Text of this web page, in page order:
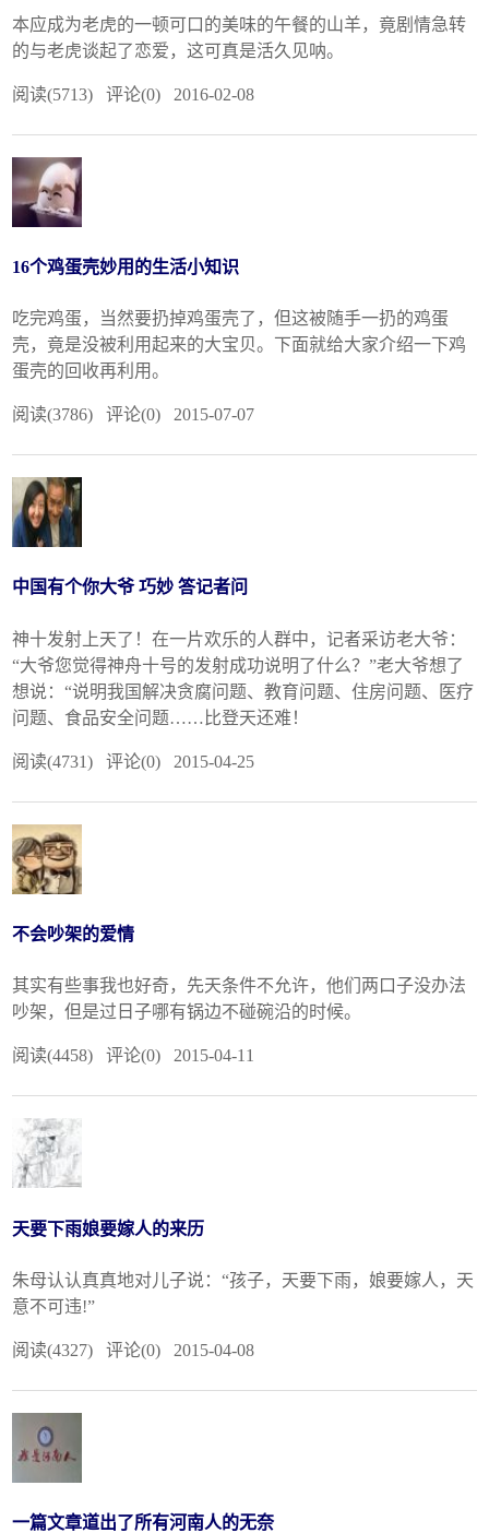
本应成为老虎的一顿可口的美味的午餐的山羊，竟剧情急转
的与老虎谈起了恋爱，这可真是活久见呐。
阅读(5713) 评论(0) 2016-02-08
16个鸡蛋壳妙用的生活小知识
吃完鸡蛋，当然要扔掉鸡蛋壳了，但这被随手一扔的鸡蛋
壳，竟是没被利用起来的大宝贝。下面就给大家介绍一下鸡
蛋壳的回收再利用。
阅读(3786) 评论(0) 2015-07-07
中国有个你大爷 巧妙 答记者问
神十发射上天了！在一片欢乐的人群中，记者采访老大爷：
“大爷您觉得神舟十号的发射成功说明了什么？”老大爷想了
想说：“说明我国解决贪腐问题、教育问题、住房问题、医疗
问题、食品安全问题……比登天还难！
阅读(4731) 评论(0) 2015-04-25
不会吵架的爱情
其实有些事我也好奇，先天条件不允许，他们两口子没办法
吵架，但是过日子哪有锅边不碰碗沿的时候。
阅读(4458) 评论(0) 2015-04-11
天要下雨娘要嫁人的来历
朱母认认真真地对儿子说：“孩子，天要下雨，娘要嫁人，天
意不可违!”
阅读(4327) 评论(0) 2015-04-08
一篇文章道出了所有河南人的无奈